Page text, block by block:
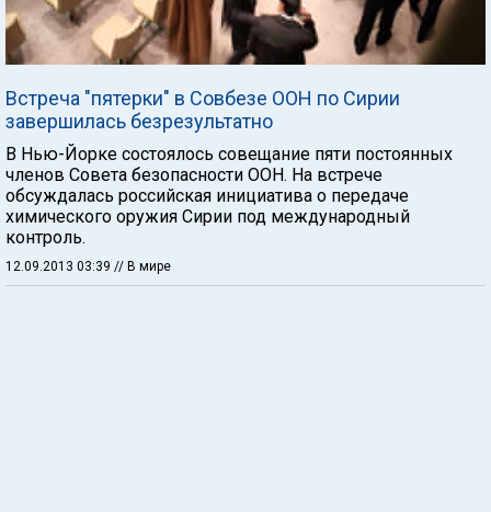
Встреча "пятерки" в Совбезе ООН по Сирии
завершилась безрезультатно
В Нью-Йорке состоялось совещание пяти постоянных
членов Совета безопасности ООН. На встрече
обсуждалась российская инициатива о передаче
химического оружия Сирии под международный
контроль.
12.09.2013 03:39 // В мире